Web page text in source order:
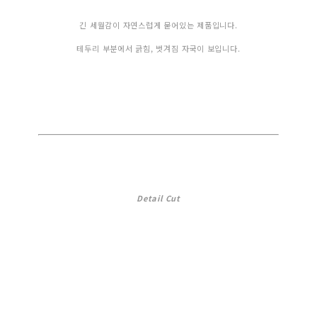
긴 세월감이 자연스럽게 묻어있는 제품입니다.
테두리 부분에서 긁힘, 벗겨짐 자국이 보입니다.
Detail Cut